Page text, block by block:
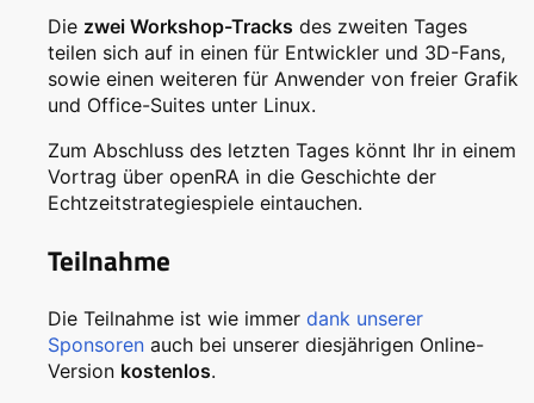
Die zwei Workshop-Tracks des zweiten Tages
teilen sich auf in einen für Entwickler und 3D-Fans,
sowie einen weiteren für Anwender von freier Grafik
und Office-Suites unter Linux.
Zum Abschluss des letzten Tages könnt Ihr in einem
Vortrag über openRA in die Geschichte der
Echtzeitstrategiespiele eintauchen.
Teilnahme
Die Teilnahme ist wie immer dank unserer
Sponsoren auch bei unserer diesjährigen Online-
Version kostenlos.